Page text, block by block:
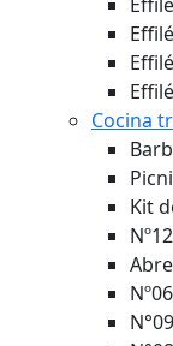
Cocina
Kit